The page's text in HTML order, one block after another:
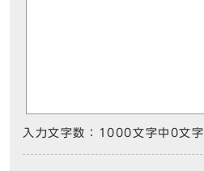
入力文字数： 1000文字中 0文字